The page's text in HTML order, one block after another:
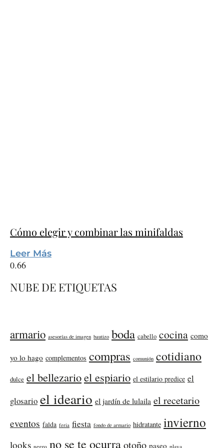
Cómo elegir y combinar las minifaldas
Leer Más
NUBE DE ETIQUETAS
armario asesorías de imagen bautizo boda cabello cocina como
yo lo hago complementos compras comunión cotidiano
dulce el bellezarioel espiario el estilario predice el
glosario el ideario el jardín de lulaila el recetario
eventos falda feria fiesta fondo de armario hidratante invierno
looks negro no se te ocurraotoño paseo playa